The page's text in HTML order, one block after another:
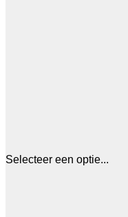
Selecteer een optie...